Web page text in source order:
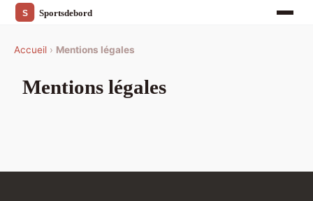
Accueil › Mentions légales
Mentions légales